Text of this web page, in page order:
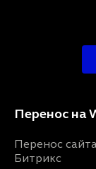
Перенос на
Перенос
Битрикс